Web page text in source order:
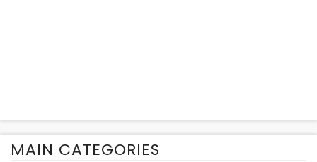
MAIN CATEGORIES